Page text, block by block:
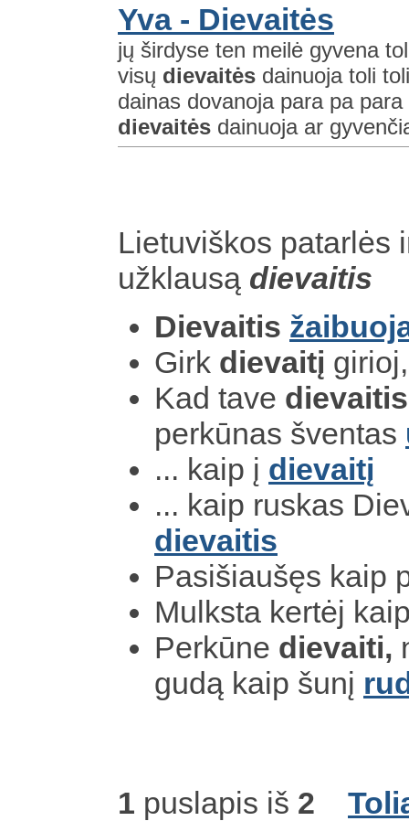
Yva - Dievaitės
jų širdyse ten meilė gyvena
visų dievaitės dainuoja toli
dainas dovanoja para pa
dievaitės dainuoja ar
Lietuviškos patarlės
užklausą dievaitis
Dievaitis
Girk dievaitį
Kad tave dievaitis
perkūnas šventas
... kaip į dievaitį
... kaip ruskas
dievaitis
Pasišiaušęs kaip
Mulksta kertėj
Perkūne dievaiti,
gudą kaip šunį
1 puslapis iš 2